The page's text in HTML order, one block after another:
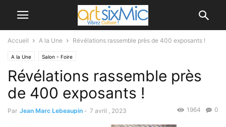
Accueil A la Une Révélations rassemble près de 400 exposants !
A la Une Salon - Foire
Révélations rassemble près
de 400 exposants !
Par Jean Marc Lebeaupin - 7 avril , 2023 0
1964